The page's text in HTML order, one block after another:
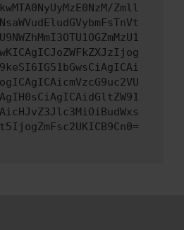
Zmll